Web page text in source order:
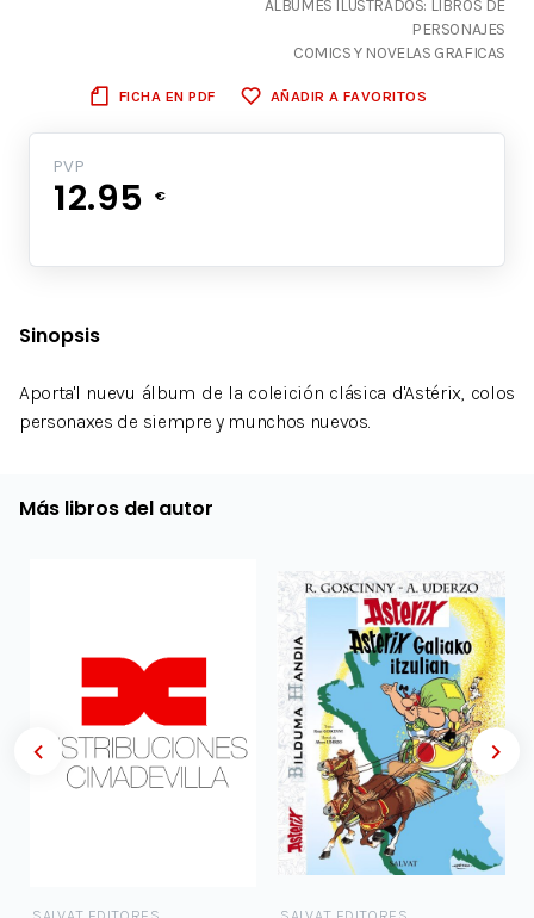
ALBUMES ILUSTRADOS: LIBROS DE
PERSONAJES
COMICS Y NOVELAS GRAFICAS
FICHA EN PDF AÑADIR A FAVORITOS
PVP
12.95 €
Sinopsis
Aporta'l nuevu álbum de la coleición clásica d'Astérix, colos
personaxes de siempre y munchos nuevos.
Más libros del autor